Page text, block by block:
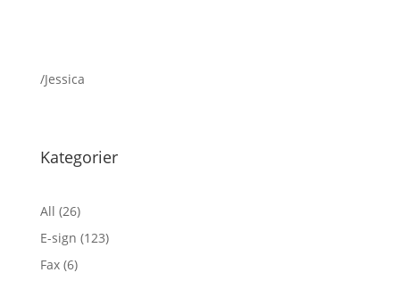
/Jessica
Kategorier
All (26)
E-sign (123)
Fax(6)